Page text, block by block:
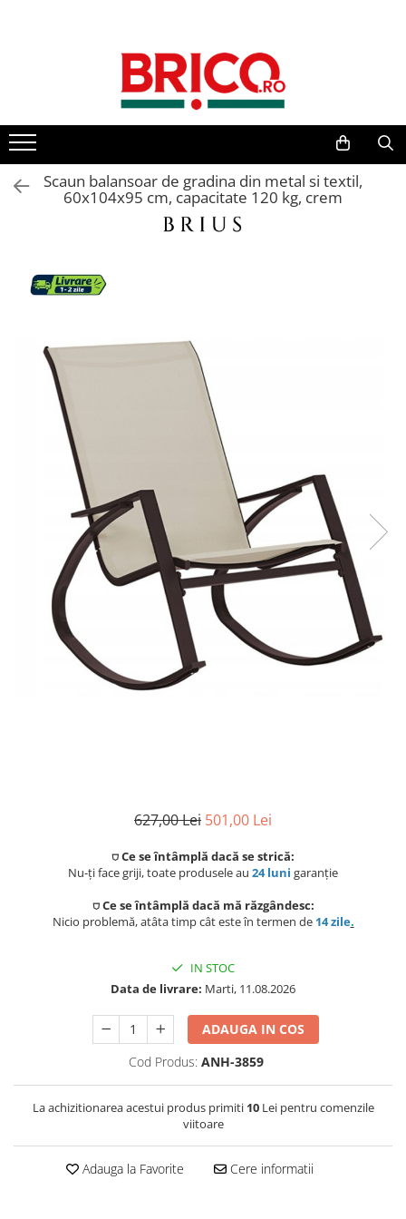
Toate Produsele
Baterii bucatarie
Baterii bideu si dus igienic
Sisteme de dus
Coloane de dus
Seturi de dus
Sisteme de dus incastrate
Brate si palarii dus
Rigole si scurgere dus
Pare, furtunuri si accesorii
Accesorii dus
Toalete
Seturi WC complete
Ingrijire personala
Uscatoare de par
Perii de par electrice
Cantare corporale
Scaun balansoar de gradina din metal si textil,
60x104x95 cm, capacitate 120 kg, crem
627,00 Lei 501,00 Lei
⛉ Ce se întâmplă dacă se strică:
Nu-ți face griji, toate produsele au 24 luni garanție
⛉ Ce se întâmplă dacă mă răzgândesc:
Nicio problemă, atâta timp cât este în termen de 14 zile.
IN STOC
Data de livrare: Marti, 11.08.2026
ADAUGA IN COS
Cod Produs: ANH-3859
La achizitionarea acestui produs primiti 10Lei pentru comenzile
viitoare
Adauga la Favorite Cere informatii